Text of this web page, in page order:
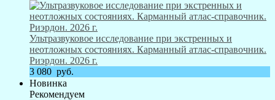
Ультразвуковое исследование при экстренных и
неотложных состояниях. Карманный атлас-справочник.
Риэрдон. 2026 г.
3 080 руб.
Новинка
Рекомендуем